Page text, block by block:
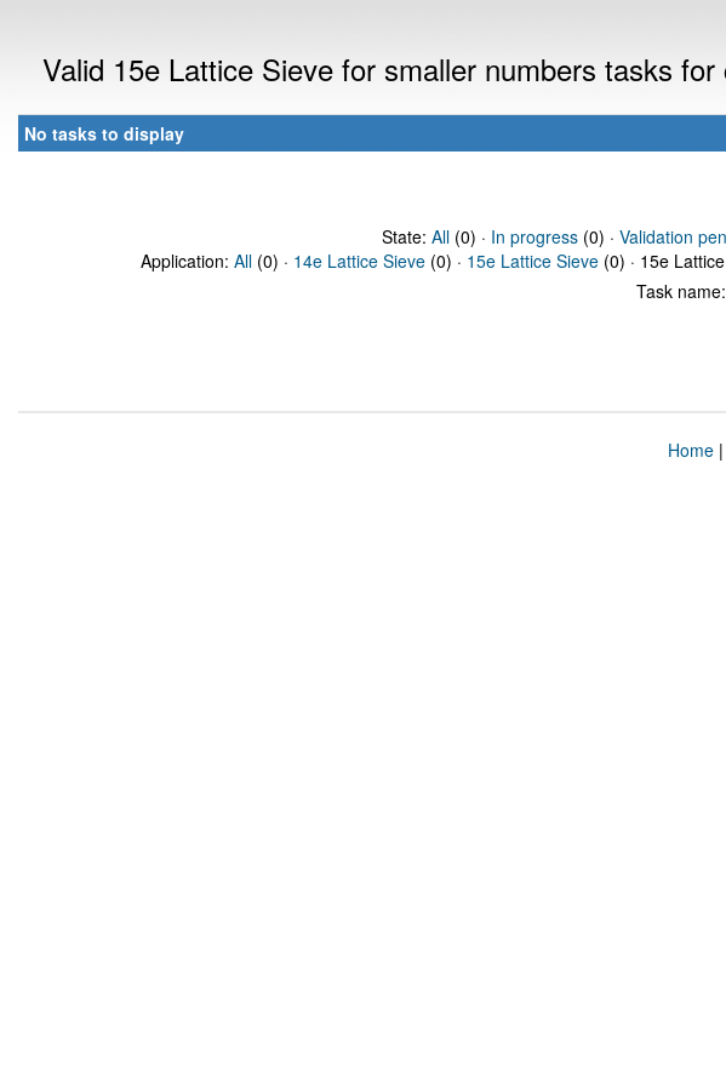
Valid 15e Lattice Sieve for smaller numbers tasks
No tasks to display
State: All(0) · In progress(0) · Validation
Application: All (0) · 14e Lattice Sieve (0) · 15e Lattice Sieve (0) · 15e
Task name:
Home|